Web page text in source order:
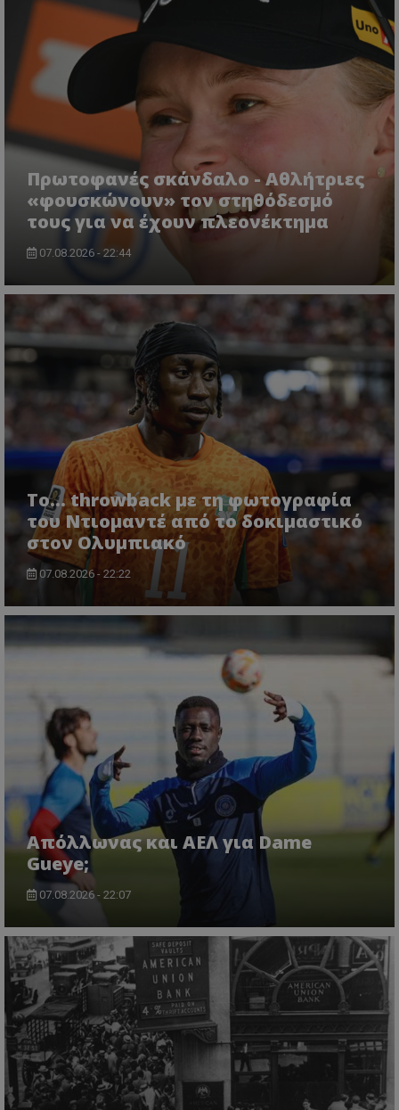
Πρωτοφανές σκάνδαλο - Aθλήτριες
«φουσκώνουν» τον στηθόδεσμό
τους για να έχουν πλεονέκτημα
07.08.2026 - 22:44
Το... throwback με τη φωτογραφία
του Ντιομαντέ από το δοκιμαστικό
στον Ολυμπιακό
07.08.2026 - 22:22
Απόλλωνας και ΑΕΛ για Dame
Gueye;
07.08.2026 - 22:07